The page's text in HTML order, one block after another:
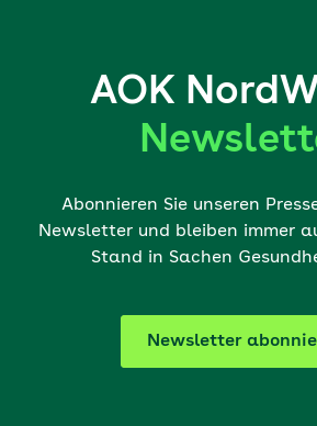
AOK
Abonnieren Sie unseren
Newsletter und bleiben immer
Stand in Sachen
Newsletter